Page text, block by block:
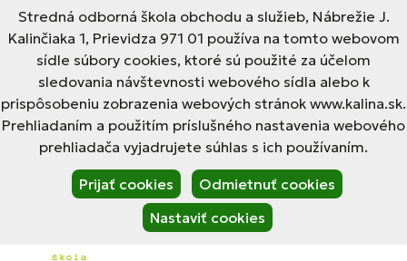
Stredná odborná škola obchodu a služieb, Nábrežie J.
Kalinčiaka 1, Prievidza 971 01 používa na tomto webovom
sídle súbory cookies, ktoré sú použité za účelom
sledovania návštevnosti webového sídla alebo k
prispôsobeniu zobrazenia webových stránok www.kalina.sk.
Prehliadaním a použitím príslušného nastavenia webového
prehliadača vyjadrujete súhlas s ich používaním.
Prijať cookies
Odmietnuť cookies
Nastaviť cookies